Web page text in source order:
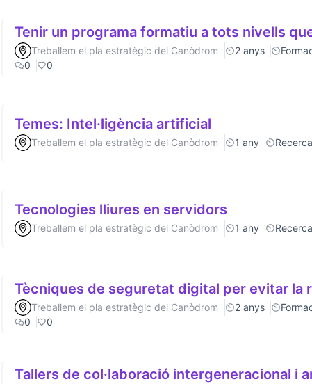
Tenir un programa formatiu a tots nivells
Treballem el pla estratègic del Canòdrom 2 anys
0
0
Temes: Intel·ligència artificial
Treballem el pla estratègic del Canòdrom 1 any Recerca
Tecnologies lliures en servidors
Treballem el pla estratègic del Canòdrom 1 any Recerca
Tècniques de seguretat digital per evitar la
Treballem el pla estratègic del Canòdrom 2 anys
0
0
Tallers de col·laboració intergeneracional i